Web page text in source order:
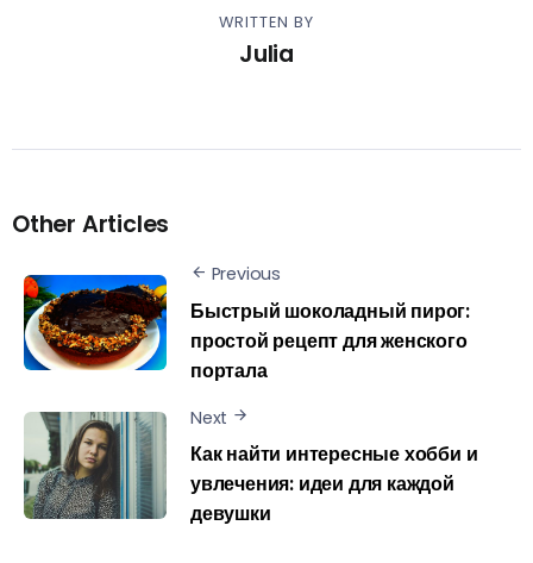
WRITTEN BY
Julia
Other Articles
Previous
Быстрый шоколадный пирог:
простой рецепт для женского
портала
Next
Как найти интересные хобби и
увлечения: идеи для каждой
девушки